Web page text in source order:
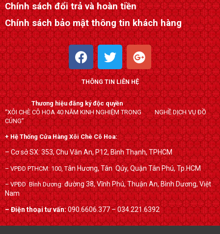
Chính sách đổi trả và hoàn tiền
Chính sách bảo mật thông tin khách hàng
F
a
c
e
b
o
o
k
T
w
i
t
t
e
r
G
o
o
g
l
e
-
p
l
u
s
THÔNG TIN LIÊN HỆ
Thương hiệu đăng ký độc quyền
“XÔI CHÈ CÔ HOA 40 NĂM KINH NGHIỆM TRONG NGHỀ DỊCH VỤ ĐỒ
CÚNG”
+ Hệ Thống Cửa Hàng Xôi Chè Cô Hoa:
– Cơ sở SX: 353, Chu Văn An, P12, Bình Thạnh, TPHCM
– VPĐD PTHCM: 100, Tân Hương, Tân Qúy,Quận Tân Phú, Tp.HCM
– VPĐD Bình Dương:đường 38, Vĩnh Phú, Thuận An, Bình Dương, Việt
Nam
– Điện thoại tư vấn:090.6606.377 – 034.221.6392